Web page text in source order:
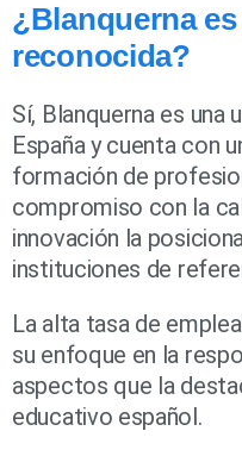
¿Blanquerna
reconocida?
Sí, Blanquerna es una
España y cuenta con
formación de
compromiso con la
innovación la
instituciones de
La alta tasa de
su enfoque en la
aspectos que la
educativo español.